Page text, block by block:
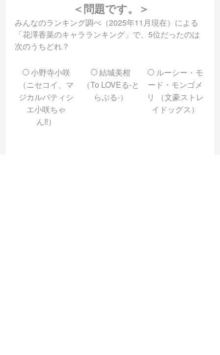
＜問題です。＞
みんなのランキング調べ（2025年11月現在）による
「花澤香菜のキャラランキング」で、5位だったのは
次のうちどれ？
小野寺小咲
（ニセコイ、マ
ジカルパティシ
エ小咲ちゃ
ん‼︎）
結城美柑
（To LOVEる-と
らぶる-）
ルーシー・モ
ード・モンゴメ
リ （文豪ストレ
イドッグス）